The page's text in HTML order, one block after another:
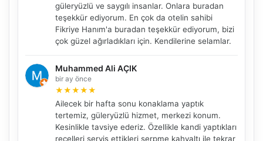
güleryüzlü ve saygılı insanlar. Onlara buradan
teşekkür ediyorum. En çok da otelin sahibi
Fikriye Hanım'a buradan teşekkür ediyorum, bizi
çok güzel ağırladıkları için. Kendilerine selamlar.
Muhammed Ali AÇIK
bir ay önce
★★★★★
Ailecek bir hafta sonu konaklama yaptık
tertemiz, güleryüzlü hizmet, merkezi konum.
Kesinlikle tavsiye ederiz. Özellikle kandi yaptıkları
reçelleri servis ettikleri serpme kahvaltı ile tekrar